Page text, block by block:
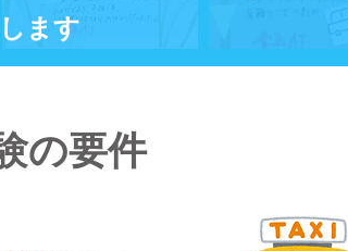
ます
の要件